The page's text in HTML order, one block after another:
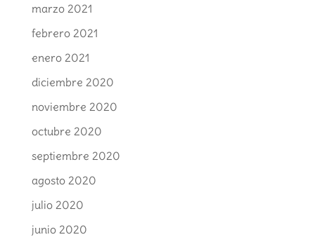
marzo 2021
febrero 2021
enero 2021
diciembre 2020
noviembre 2020
octubre 2020
septiembre 2020
agosto 2020
julio 2020
junio 2020